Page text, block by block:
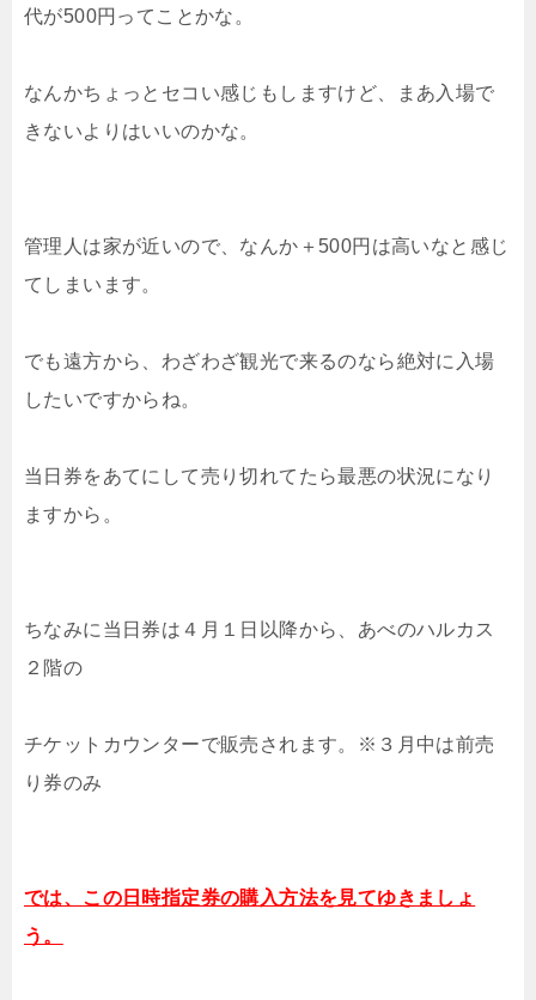
代が500円ってことかな。
なんかちょっとセコい感じもしますけど、まあ入場で
きないよりはいいのかな。
管理人は家が近いので、なんか＋500円は高いなと感じ
てしまいます。
でも遠方から、わざわざ観光で来るのなら絶対に入場
したいですからね。
当日券をあてにして売り切れてたら最悪の状況になり
ますから。
ちなみに当日券は４月１日以降から、あべのハルカス
２階の
チケットカウンターで販売されます。※３月中は前売
り券のみ
では、この日時指定券の購入方法を見てゆきましょ
う。